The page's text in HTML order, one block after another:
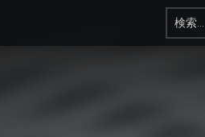
検索: